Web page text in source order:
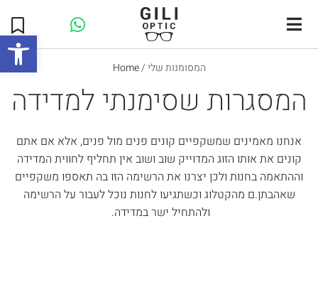
Open toolbar
Home / המסומנות שלי
המסגרות שסימנתי למדידה
אנחנו מאמינים שמשקפיים קונים פנים מול פנים, אלא אם אתם
קונים את אותו הזוג המדוייק שוב ושוב אין תחליף לחווית המדידה
וההתאמה בחנות ולכן יצרנו את הרשימה הזו בה תאספו משקפיים
שאהבתן.ם מהקטלוג וכשתגיעו לחנות נוכל לעבור על הרשימה
ולהתחיל ישר במדידה.